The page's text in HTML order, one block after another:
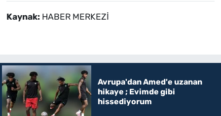
Kaynak: HABER MERKEZİ
Avrupa'dan Amed'e uzanan
hikaye ; Evimde gibi
hissediyorum